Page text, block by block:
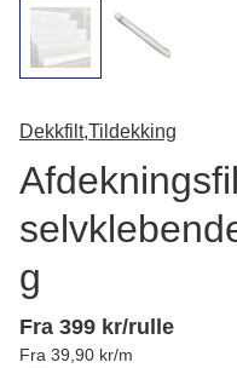
Dekkfilt,Tildekking
g
Fra 399 kr/rulle
Fra 39,90 kr/m